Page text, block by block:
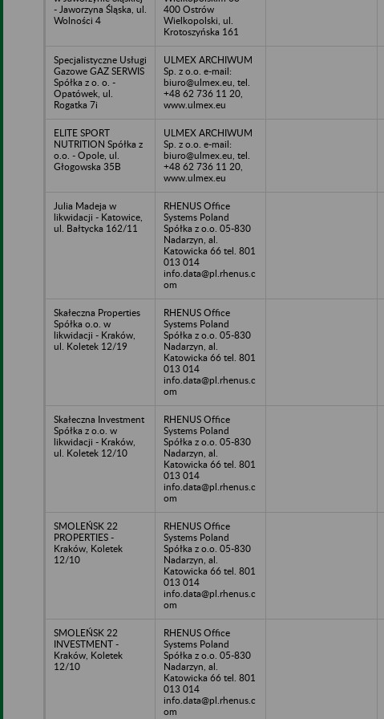
- Jaworzyna Śląska, ul.
Wolności 4
400 Ostrów
Wielkopolski, ul.
Krotoszyńska 161
Specjalistyczne Usługi
Gazowe GAZ SERWIS
Spółka z o. o. -
Opatówek, ul.
Rogatka 7i
ULMEX ARCHIWUM
Sp. z o.o. e-mail:
biuro@ulmex.eu, tel.
+48 62 736 11 20,
www.ulmex.eu
ELITE SPORT
NUTRITION Spółka z
o.o. - Opole, ul.
Głogowska 35B
ULMEX ARCHIWUM
Sp. z o.o. e-mail:
biuro@ulmex.eu, tel.
+48 62 736 11 20,
www.ulmex.eu
Julia Madeja w
likwidacji - Katowice,
ul. Bałtycka 162/11
RHENUS Office
Systems Poland
Spółka z o.o. 05-830
Nadarzyn, al.
Katowicka 66 tel. 801
013 014
info.data@pl.rhenus.c
om
Skałeczna Properties
Spółka o.o. w
likwidacji - Kraków,
ul. Koletek 12/19
RHENUS Office
Systems Poland
Spółka z o.o. 05-830
Nadarzyn, al.
Katowicka 66 tel. 801
013 014
info.data@pl.rhenus.c
om
Skałeczna Investment
Spółka z o.o. w
likwidacji - Kraków,
ul. Koletek 12/10
RHENUS Office
Systems Poland
Spółka z o.o. 05-830
Nadarzyn, al.
Katowicka 66 tel. 801
013 014
info.data@pl.rhenus.c
om
SMOLEŃSK 22
PROPERTIES -
Kraków, Koletek
12/10
RHENUS Office
Systems Poland
Spółka z o.o. 05-830
Nadarzyn, al.
Katowicka 66 tel. 801
013 014
info.data@pl.rhenus.c
om
SMOLEŃSK 22
INVESTMENT -
Kraków, Koletek
12/10
RHENUS Office
Systems Poland
Spółka z o.o. 05-830
Nadarzyn, al.
Katowicka 66 tel. 801
013 014
info.data@pl.rhenus.c
om